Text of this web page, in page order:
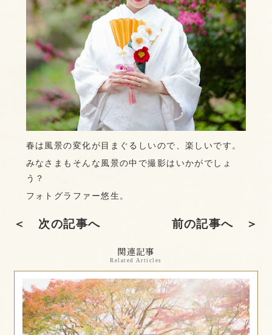
春は風景の変化が目まぐるしいので、楽しいです。
みなさまもそんな風景の中で撮影はいかがでしょ
う？
フォトグラファー悠生。
＜ 次の記事へ 前の記事へ ＞
関連記事
Related Articles